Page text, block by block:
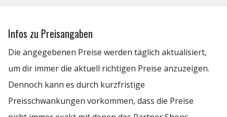
Infos zu Preisangaben
Die angegebenen Preise werden täglich aktualisiert,
um dir immer die aktuell richtigen Preise anzuzeigen.
Dennoch kann es durch kurzfristige
Preisschwankungen vorkommen, dass die Preise